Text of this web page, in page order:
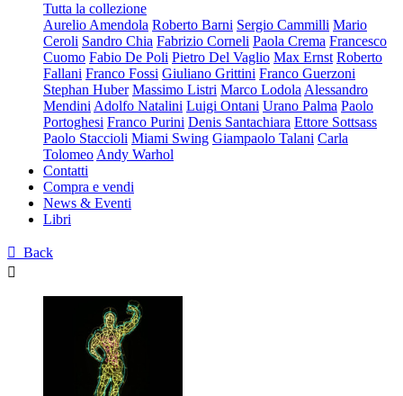
Tutta la collezione
Aurelio Amendola Roberto Barni Sergio Cammilli Mario
Ceroli Sandro Chia Fabrizio Corneli Paola Crema Francesco
Cuomo Fabio De Poli Pietro Del Vaglio Max Ernst Roberto
Fallani Franco Fossi Giuliano Grittini Franco Guerzoni
Stephan Huber Massimo Listri Marco Lodola Alessandro
Mendini Adolfo Natalini Luigi Ontani Urano Palma Paolo
Portoghesi Franco Purini Denis Santachiara Ettore Sottsass
Paolo Staccioli Miami Swing Giampaolo Talani Carla
Tolomeo Andy Warhol
Contatti
Compra e vendi
News & Eventi
Libri
 Back
